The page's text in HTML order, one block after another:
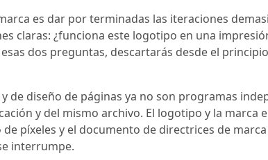
es dar por terminadas las iteraciones
claras: ¿funciona este logotipo en una
dos preguntas, descartarás desde el
de diseño de páginas ya no son programas
y del mismo archivo. El logotipo y la marca
píxeles y el documento de directrices de
interrumpe.